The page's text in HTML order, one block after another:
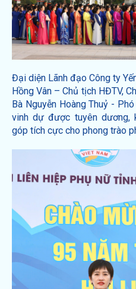
Đại diện Lãnh đạo Công ty
Hồng Vân – Chủ tịch HĐTV,
Bà Nguyễn Hoàng Thuỷ -
vinh dự được tuyên dương,
góp tích cực cho phong trào